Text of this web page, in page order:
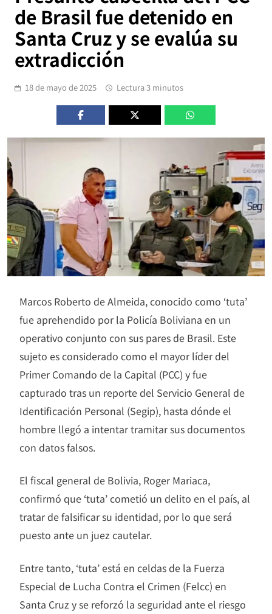
de Brasil fue detenido en
Santa Cruz y se evalúa su
extradicción
18 de mayo de 2025 Lectura 3 minutos
Marcos Roberto de Almeida, conocido como ‘tuta’
fue aprehendido por la Policía Boliviana en un
operativo conjunto con sus pares de Brasil. Este
sujeto es considerado como el mayor líder del
Primer Comando de la Capital (PCC) y fue
capturado tras un reporte del Servicio General de
Identificación Personal (Segip), hasta dónde el
hombre llegó a intentar tramitar sus documentos
con datos falsos.
El fiscal general de Bolivia, Roger Mariaca,
confirmó que ‘tuta’ cometió un delito en el país, al
tratar de falsificar su identidad, por lo que será
puesto ante un juez cautelar.
Entre tanto, ‘tuta’ está en celdas de la Fuerza
Especial de Lucha Contra el Crimen (Felcc) en
Santa Cruz y se reforzó la seguridad ante el riesgo